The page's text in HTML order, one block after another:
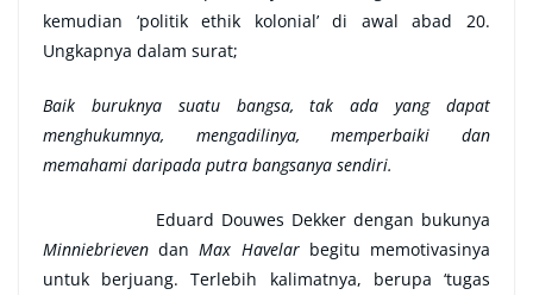
kemudian ‘politik ethik kolonial’ di awal abad 20.
Ungkapnya dalam surat;
Baik buruknya suatu bangsa, tak ada yang dapat
menghukumnya, mengadilinya, memperbaiki dan
memahami daripada putra bangsanya sendiri.
Eduard Douwes Dekker dengan bukunya
MinniebrievendanMax Havelar begitu memotivasinya
untuk berjuang. Terlebih kalimatnya, berupa ‘tugas